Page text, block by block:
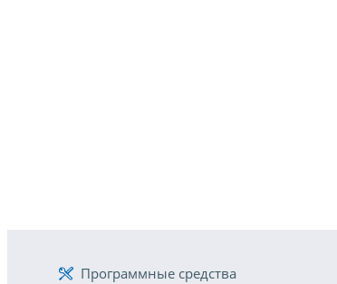
Программные средства